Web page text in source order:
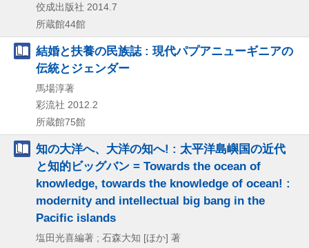
佼成出版社 2014.7
所蔵館44館
結婚と扶養の民族誌 : 現代パプアニューギニアの
伝統とジェンダー
馬場淳著
彩流社 2012.2
所蔵館75館
知の大洋へ、大洋の知へ! : 太平洋島嶼国の近代
と知的ビッグバン = Towards the ocean of
knowledge, towards the knowledge of ocean! :
modernity and intellectual big bang in the
Pacific islands
塩田光喜編著 ; 石森大知 [ほか] 著